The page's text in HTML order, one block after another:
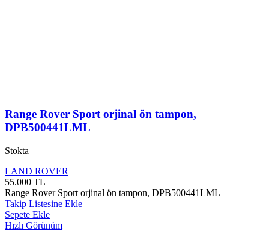
Range Rover Sport orjinal ön tampon,
DPB500441LML
Stokta
LAND ROVER
55.000 TL
Range Rover Sport orjinal ön tampon, DPB500441LML
Takip Listesine Ekle
Sepete Ekle
Hızlı Görünüm